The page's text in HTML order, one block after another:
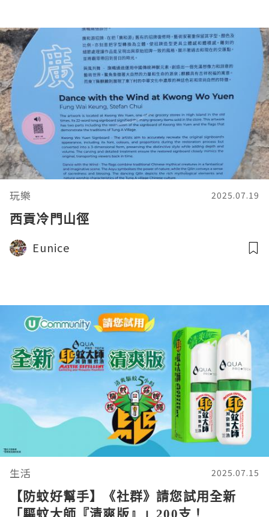
玩樂 2025.07.19
西貢冷門山徑
Eunice
生活 2025.07.15
【防蚊好幫手】《社群》請您試用全新
「驅蚊大師『清爽版』」200支！